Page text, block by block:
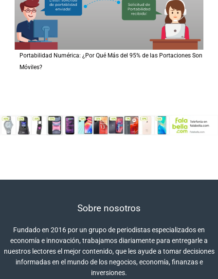
Portabilidad Numérica: ¿Por Qué Más del 95% de las Portaciones Son
Móviles?
Sobre nosotros
Fundado en 2016 por un grupo de periodistas especializados en
economía e innovación, trabajamos diariamente para entregarle a
nuestros lectores el mejor contenido, que les ayude a tomar decisiones
informadas en el mundo de los negocios, economía, finanzas e
inversiones.